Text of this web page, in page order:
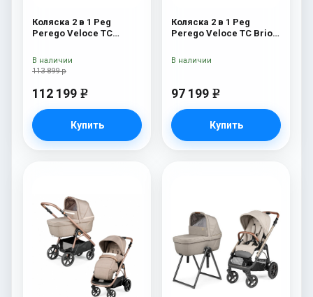
Коляска 2 в 1 Peg
Perego Veloce TC
New
113 899 р
112 199 e
Купить
В наличии
Коляска 2 в 1 Peg
Perego Veloce TC Brio
97 199 e
Купить
В наличии